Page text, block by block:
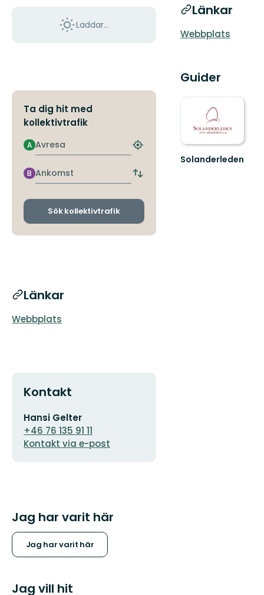
Laddar...
Ta dig hit med
kollektivtrafik
Avresa
A
Hitta
hållplats
Ankomst
B
Byt
och
Sök kollektivtrafik
Länkar
Webbplats
Kontakt
E-
postadress
Hansi Gelter
+46 76 135 91 11
Kontakt via e-post
Jag har varit här
Jag har varit här
Jag vill hit
Länkar
Webbplats
Guider
Solanderleden